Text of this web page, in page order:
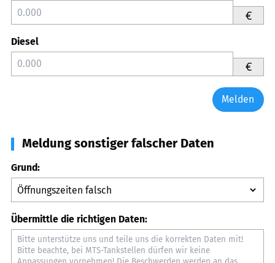
€
Diesel
€
Melden
Meldung sonstiger falscher Daten
Grund:
Übermittle die richtigen Daten: